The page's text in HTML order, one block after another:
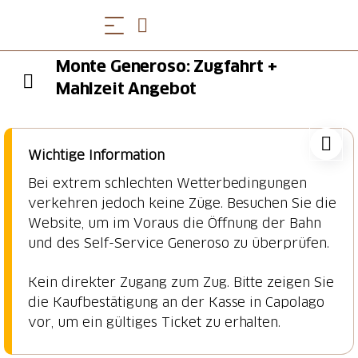
Monte Generoso: Zugfahrt +
Mahlzeit Angebot
Wichtige Information
Bei extrem schlechten Wetterbedingungen
verkehren jedoch keine Züge. Besuchen Sie die
Website, um im Voraus die Öffnung der Bahn
und des Self-Service Generoso zu überprüfen.
Kein direkter Zugang zum Zug. Bitte zeigen Sie
die Kaufbestätigung an der Kasse in Capolago
vor, um ein gültiges Ticket zu erhalten.